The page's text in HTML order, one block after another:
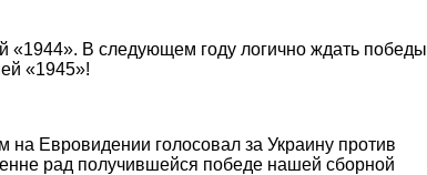
«1944». В следующем году логично ждать победы
«1945»!
на Евровидении голосовал за Украину против
рад получившейся победе нашей сборной